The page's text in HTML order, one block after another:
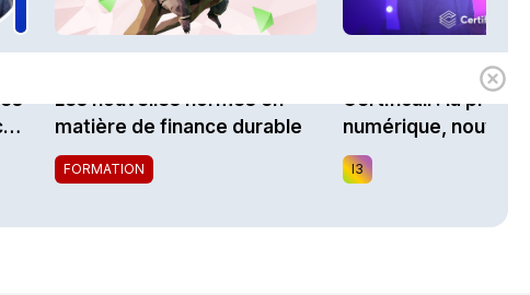
Les nouvelles normes en
matière de finance durable
FORMATION
Certificall : la preuve
numérique, nouveau
standard du marché
I3